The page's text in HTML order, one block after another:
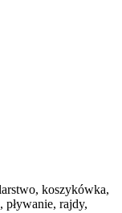
koszykówka,
pływanie, rajdy,